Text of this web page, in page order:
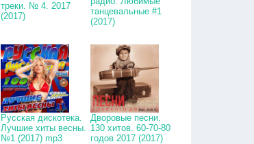
треки. № 4. 2017
(2017)
танцевальные #1
(2017)
Русская дискотека.
Лучшие хиты весны.
№1 (2017) mp3
Дворовые песни.
130 хитов. 60-70-80
годов 2017 (2017)